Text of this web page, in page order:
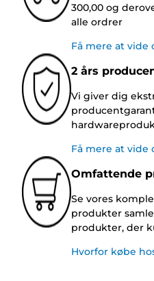
300,00 og
alle ordrer
Få mere at
2 års
Vi giver dig
Få mere at vide
Omfattende
Se vores
produkter
produkter, der
Hvorfor købe